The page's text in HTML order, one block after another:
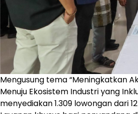
Mengusung tema “Meningkatkan
Menuju Ekosistem Industri yang
menyediakan 1.309 lowongan dari